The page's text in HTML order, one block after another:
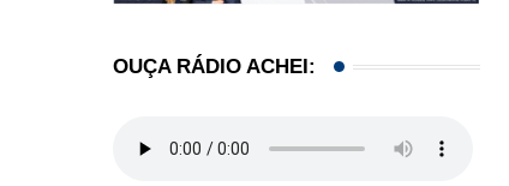
OUÇA RÁDIO ACHEI: